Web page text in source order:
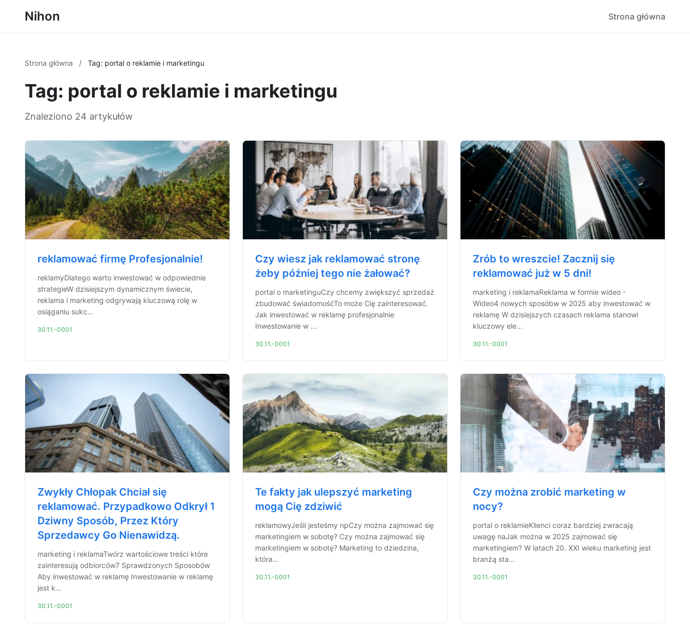
Nihon Strona główna
Strona główna / Tag: portal o reklamie i marketingu
Tag: portal o reklamie i marketingu
Znaleziono 24 artykułów
reklamować firmę Profesjonalnie!
reklamyDlatego warto inwestować w odpowiednie
strategieW dzisiejszym dynamicznym świecie,
reklama i marketing odgrywają kluczową rolę w
osiąganiu sukc...
30.11.-0001
Czy wiesz jak reklamować stronę
żeby później tego nie żałować?
portal o marketinguCzy chcemy zwiększyć sprzedaż
zbudować świadomośćTo może Cię zainteresować.
Jak inwestować w reklamę profesjonalnie
Inwestowanie w ...
30.11.-0001
Zrób to wreszcie! Zacznij się
reklamować już w 5 dni!
marketing i reklamaReklama w formie wideo -
Wideo4 nowych sposóbw w 2025 aby inwestować w
reklamę W dzisiejszych czasach reklama stanowi
kluczowy ele...
30.11.-0001
Zwykły Chłopak Chciał się
reklamować. Przypadkowo Odkrył 1
Dziwny Sposób, Przez Który
Sprzedawcy Go Nienawidzą.
marketing i reklamaTwórz wartościowe treści które
zainteresują odbiorców7 Sprawdzonych Sposobów
Aby inwestować w reklamę Inwestowanie w reklamę
jest k...
30.11.-0001
Te fakty jak ulepszyć marketing
mogą Cię zdziwić
reklamowyJeśli jesteśmy npCzy można zajmować się
marketingiem w sobotę? Czy można zajmować się
marketingiem w sobotę? Marketing to dziedzina,
która...
30.11.-0001
Czy można zrobić marketing w
nocy?
portal o reklamieKlienci coraz bardziej zwracają
uwagę naJak można w 2025 zajmować się
marketingiem? W latach 20. XXI wieku marketing jest
branżą sta...
30.11.-0001